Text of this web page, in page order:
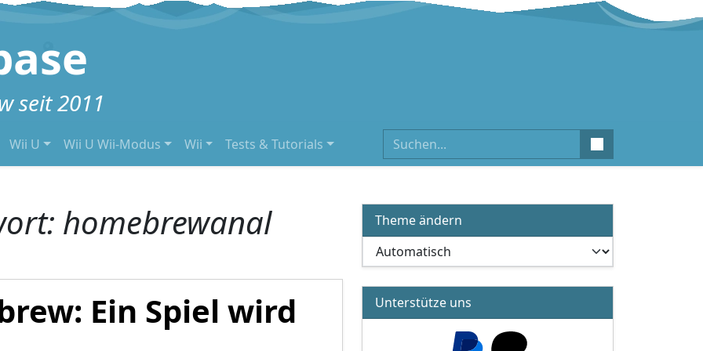
seit 2011
Wii U Wii U Wii-Modus Wii Tests & Tutorials Suchen
homebrewanal
Ein Spiel wird
Theme ändern
Unterstütze uns